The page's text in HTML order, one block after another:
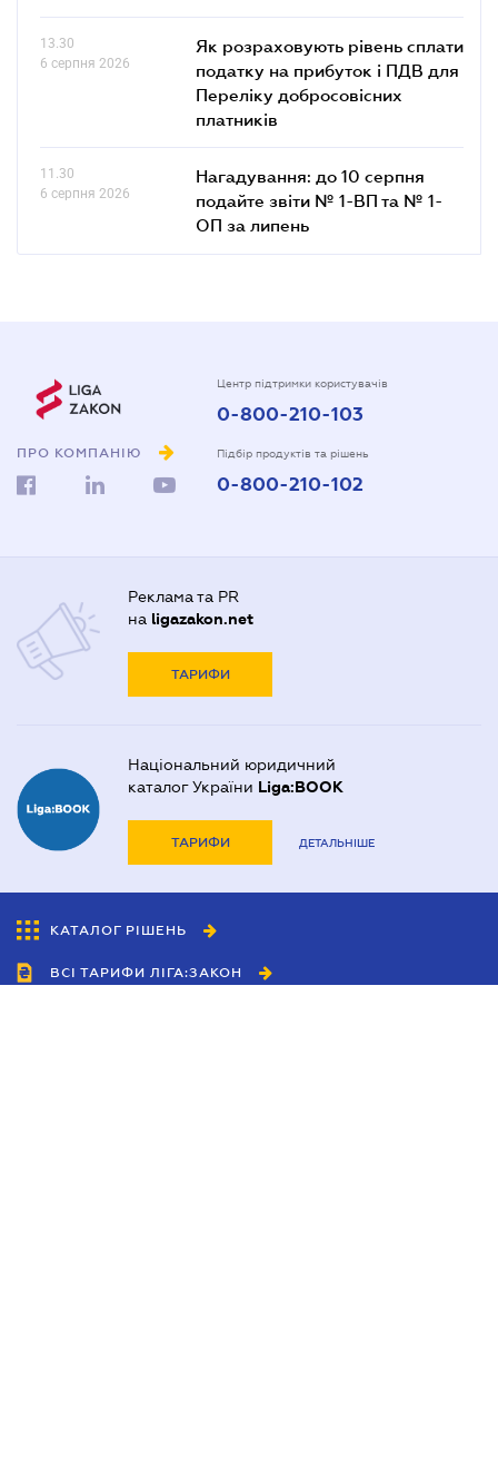
13.30
6 серпня 2026
Як розраховують рівень сплати
податку на прибуток і ПДВ для
Переліку добросовісних
платників
11.30
6 серпня 2026
Нагадування: до 10 серпня
подайте звіти № 1-ВП та № 1-
ОП за липень
ПРО КОМПАНІЮ
Центр підтримки користувачів
0-800-210-103
Підбір продуктів та рішень
0-800-210-102
Реклама та PR
на ligazakon.net
ТАРИФИ
Національний юридичний
каталог України Liga:BOOK
ТАРИФИ ДЕТАЛЬНІШЕ
КАТАЛОГ РІШЕНЬ
ВСІ ТАРИФИ ЛІГА:ЗАКОН